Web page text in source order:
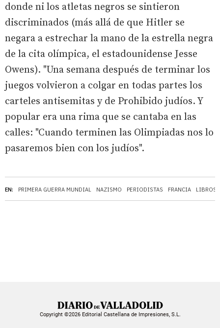
EN: PRIMERA GUERRA MUNDIAL NAZISMO PERIODISTAS FRANCIA LIBROS
donde ni los atletas negros se sintieron
discriminados (más allá de que Hitler se
negara a estrechar la mano de la estrella negra
de la cita olímpica, el estadounidense Jesse
Owens). "Una semana después de terminar los
juegos volvieron a colgar en todas partes los
carteles antisemitas y de Prohibido judíos. Y
popular era una rima que se cantaba en las
calles: "Cuando terminen las Olimpiadas nos lo
pasaremos bien con los judíos".
Copyright ©2026 Editorial Castellana de Impresiones, S.L.